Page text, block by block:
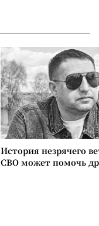
История незрячего
СВО может помочь